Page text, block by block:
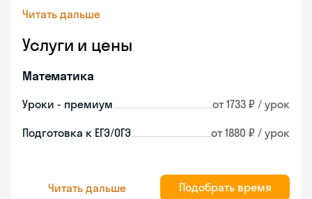
Читать дальше
Услуги и цены
Математика
Уроки - премиум от 1733 ₽ / урок
Подготовка к ЕГЭ/ОГЭ от 1880 ₽ / урок
Читать дальше Подобрать время